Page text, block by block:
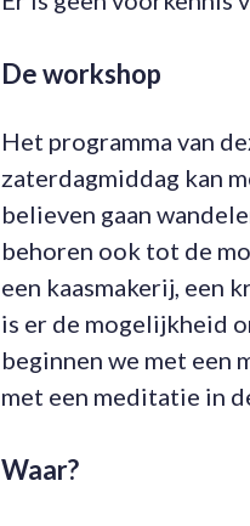
De workshop
Het programma van
zaterdagmiddag kan
believen gaan
behoren ook tot de
een kaasmakerij, een
is er de mogelijkheid
beginnen we met een
met een meditatie in
Waar?